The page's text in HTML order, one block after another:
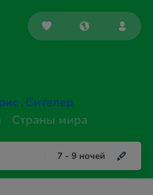
, Сителер
Страны мира
7 - 9 ночей